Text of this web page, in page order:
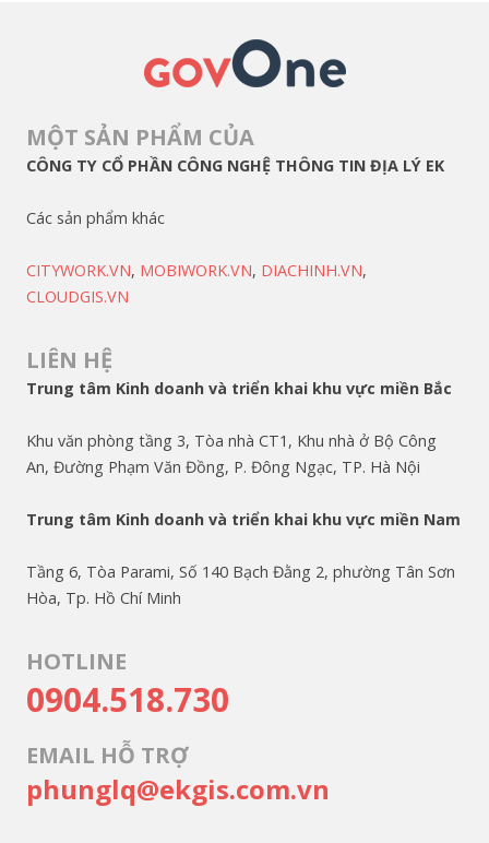
MỘT SẢN PHẨM CỦA
CÔNG TY CỔ PHẦN CÔNG NGHỆ THÔNG TIN ĐỊA LÝ EK
Các sản phẩm khác
CITYWORK.VN, MOBIWORK.VN, DIACHINH.VN,
CLOUDGIS.VN
LIÊN HỆ
Trung tâm Kinh doanh và triển khai khu vực miền Bắc
Khu văn phòng tầng 3, Tòa nhà CT1, Khu nhà ở Bộ Công
An, Đường Phạm Văn Đồng, P. Đông Ngạc, TP. Hà Nội
Trung tâm Kinh doanh và triển khai khu vực miền Nam
Tầng 6, Tòa Parami, Số 140 Bạch Đằng 2, phường Tân Sơn
Hòa, Tp. Hồ Chí Minh
HOTLINE
0904.518.730
EMAIL HỖ TRỢ
phunglq@ekgis.com.vn